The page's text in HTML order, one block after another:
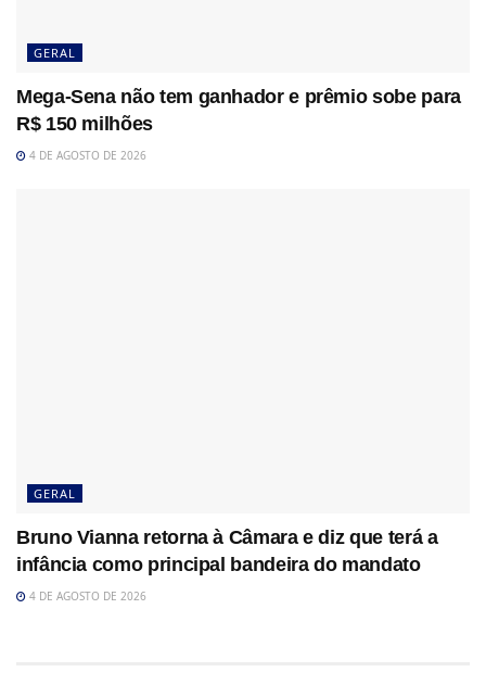
GERAL
Mega-Sena não tem ganhador e prêmio sobe para
R$ 150 milhões
4 DE AGOSTO DE 2026
GERAL
Bruno Vianna retorna à Câmara e diz que terá a
infância como principal bandeira do mandato
4 DE AGOSTO DE 2026